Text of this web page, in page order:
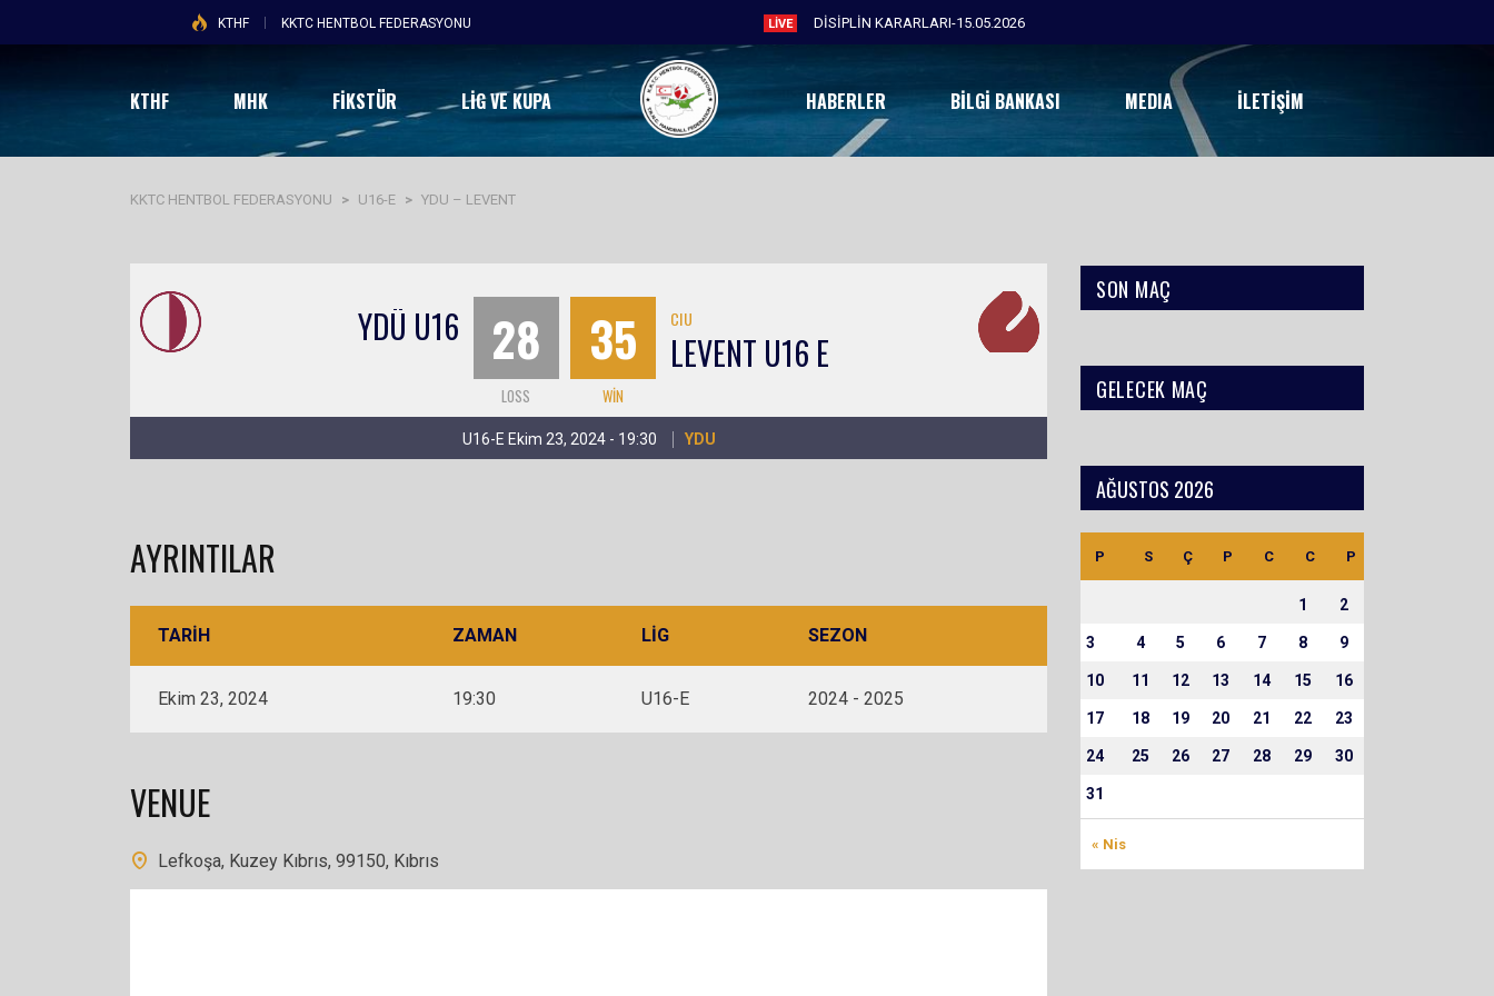
KTHF KKTC HENTBOL FEDERASYONU LIVE DİSİPLİN KARARLARI-15.05.2026
KTHF MHK FİKSTÜR LIG VE KUPA HABERLER BILGI BANKASI MEDIA İLETIŞIM
KKTC HENTBOL FEDERASYONU > U16-E > YDU – LEVENT
YDÜ U16 28
LOSS
35
WIN
CIU
LEVENT U16 E
U16-E Ekim 23, 2024 - 19:30 YDU
AYRINTILAR
TARIH ZAMAN LIG SEZON
Ekim 23, 2024 19:30 U16-E 2024 - 2025
VENUE
Lefkoşa, Kuzey Kıbrıs, 99150, Kıbrıs
SON MAÇ
GELECEK MAÇ
AĞUSTOS 2026
P S Ç P C C P
« Nis
1 2
3 4 5 6 7 8 9
10 11 12 13 14 15 16
17 18 19 20 21 22 23
24 25 26 27 28 29 30
31